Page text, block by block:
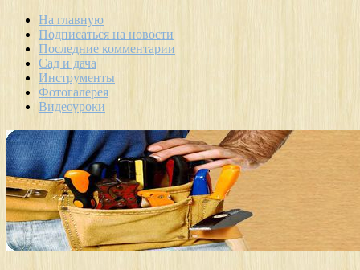
На главную
Подписаться на новости
Последние комментарии
Сад и дача
Инструменты
Фотогалерея
Видеоуроки